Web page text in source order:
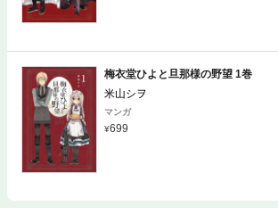
梅衣堂ひよと旦那様の野望 1巻
米山シヲ
マンガ
699